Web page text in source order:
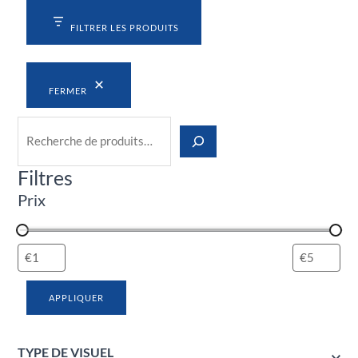
FILTRER LES PRODUITS
FERMER
Filtres
Prix
APPLIQUER
TYPE DE VISUEL